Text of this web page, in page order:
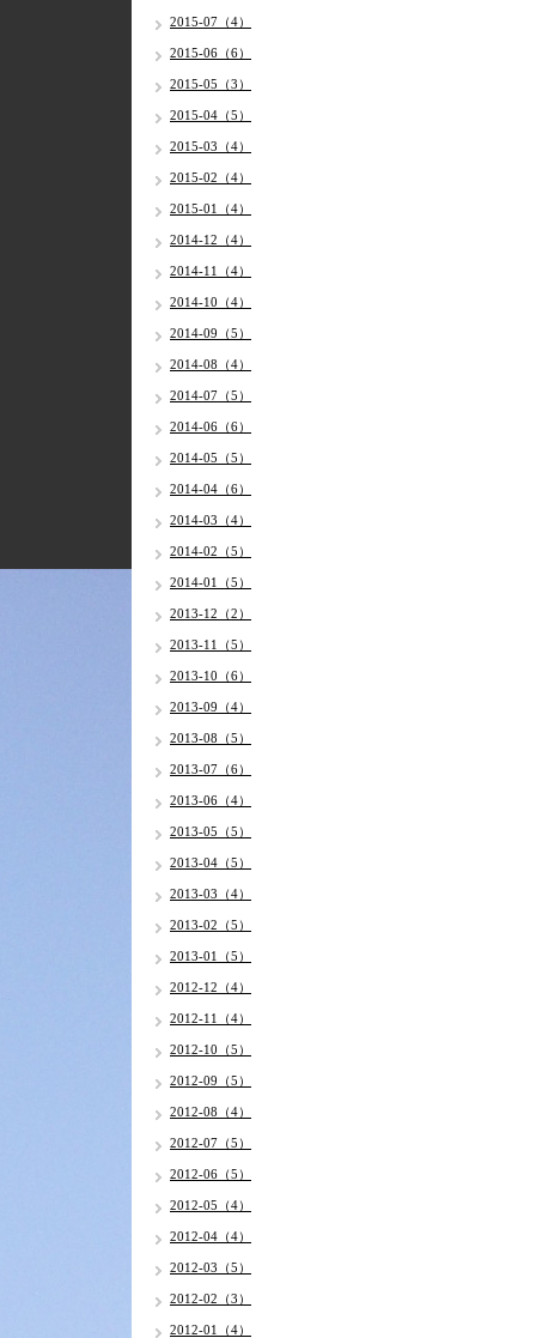
2015-07（4）
2015-06（6）
2015-05（3）
2015-04（5）
2015-03（4）
2015-02（4）
2015-01（4）
2014-12（4）
2014-11（4）
2014-10（4）
2014-09（5）
2014-08（4）
2014-07（5）
2014-06（6）
2014-05（5）
2014-04（6）
2014-03（4）
2014-02（5）
2014-01（5）
2013-12（2）
2013-11（5）
2013-10（6）
2013-09（4）
2013-08（5）
2013-07（6）
2013-06（4）
2013-05（5）
2013-04（5）
2013-03（4）
2013-02（5）
2013-01（5）
2012-12（4）
2012-11（4）
2012-10（5）
2012-09（5）
2012-08（4）
2012-07（5）
2012-06（5）
2012-05（4）
2012-04（4）
2012-03（5）
2012-02（3）
2012-01（4）